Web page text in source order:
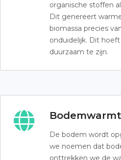
organische stoffen
Dit genereert
biomassa precies
onduidelijk. Dit
duurzaam te zijn.
De bodem wordt
we noemen dat
onttrekken we de